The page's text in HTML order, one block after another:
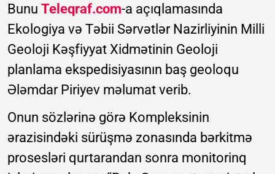
Bunu Teleqraf.com-a açıqlamasında
Ekologiya və Təbii Sərvətlər Nazirliyinin Milli
Geoloji Kəşfiyyat Xidmətinin Geoloji
planlama ekspedisiyasının baş geoloqu
Ələmdar Piriyev məlumat verib.
Onun sözlərinə görə Kompleksinin
ərazisindəki sürüşmə zonasında bərkitmə
prosesləri qurtarandan sonra monitorinq